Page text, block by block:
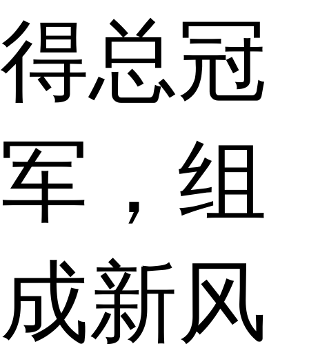
得总冠
军，组
成新风